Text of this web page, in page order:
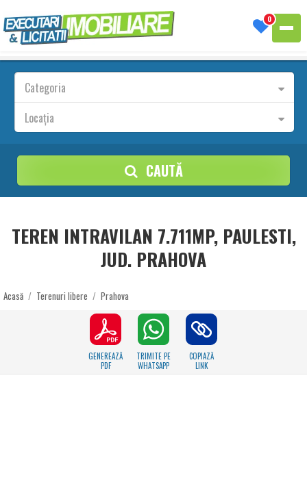
0
Categoria
Locația
CAUTĂ
TEREN INTRAVILAN 7.711MP, PAULESTI,
JUD. PRAHOVA
Acasă / Terenuri libere / Prahova
GENEREAZĂ
PDF
TRIMITE PE
WHATSAPP
COPIAZĂ
LINK